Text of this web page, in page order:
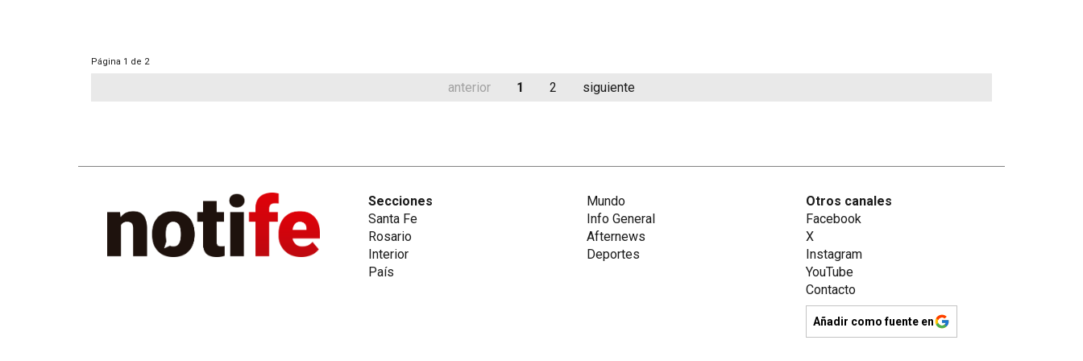
Página 1 de 2
anterior 1 2 siguiente
Secciones
Santa Fe
Rosario
Interior
País
Mundo
Info General
Afternews
Deportes
Otros canales
Facebook
X
Instagram
YouTube
Contacto
Añadir como fuente en